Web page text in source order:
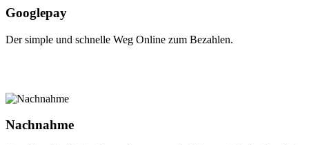
Googlepay
Der simple und schnelle Weg Online zum Bezahlen.
Nachnahme